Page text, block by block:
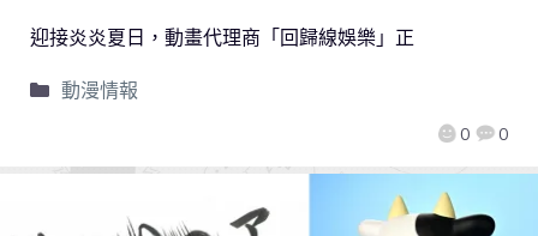
0 0
迎接炎炎夏日，動畫代理商「回歸線娛樂」正
動漫情報